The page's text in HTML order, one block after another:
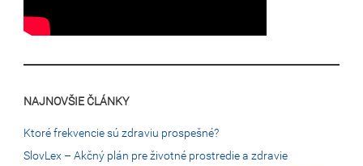
NAJNOVŠIE ČLÁNKY
Ktoré frekvencie sú zdraviu prospešné?
SlovLex – Akčný plán pre životné prostredie a zdravie